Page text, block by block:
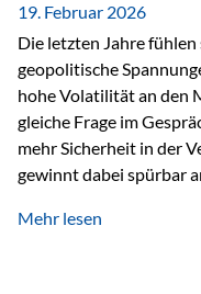
19. Februar 2026
Die letzten Jahre
geopolitische
hohe Volatilität an den
gleiche Frage im
mehr Sicherheit in der
gewinnt dabei spürbar
Wer Vermögen
Mehr lesen